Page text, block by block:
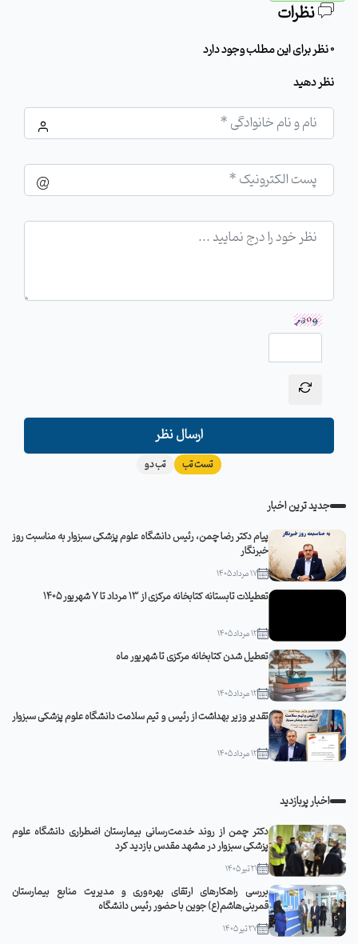
نظرات
0 نظر برای این مطلب وجود دارد
نظر دهید
ارسال نظر
تست تب تب دو
جدید ترین اخبار
پیام دکتر رضا چمن، رئیس دانشگاه علوم پزشکی سبزوار به مناسبت روز
خبرنگار
17 مرداد 1405
تعطیلات تابستانه کتابخانه مرکزی از 13 مرداد تا 7 شهریور 1405
12 مرداد 1405
تعطیل شدن کتابخانه مرکزی تا شهریور ماه
12 مرداد 1405
تقدیر وزیر بهداشت از رئیس و تیم سلامت دانشگاه علوم پزشکی سبزوار
12 مرداد 1405
اخبار پربازدید
دکتر چمن از روند خدمت‌رسانی بیمارستان اضطراری دانشگاه علوم
پزشکی سبزوار در مشهد مقدس بازدید کرد
21 تیر 1405
بررسی راهکارهای ارتقای بهره‌وری و مدیریت منابع بیمارستان
قمربنی‌هاشم(ع) جوین با حضور رئیس دانشگاه
27 تیر 1405